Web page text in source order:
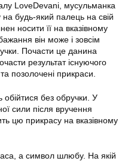
LoveDevani, мусульманка
будь-який палець на свій
носити її на вказівному
він може і зовсім
Почасти це данина
результат існуючого
позолочені прикраси.
обійтися без обручки. У
сили після вручення
цю прикрасу на вказівному
а символ шлюбу. На якій